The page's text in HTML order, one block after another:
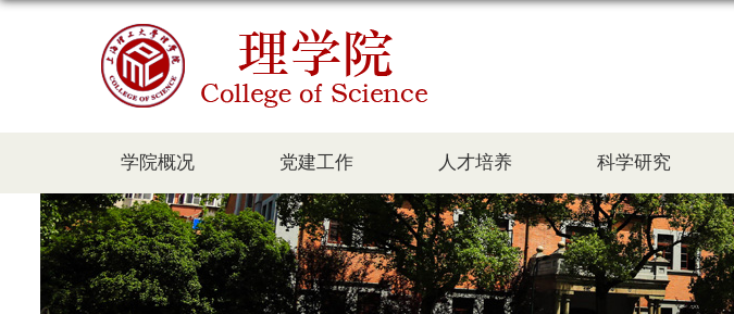
学院概况 党建工作 人才培养 科学研究